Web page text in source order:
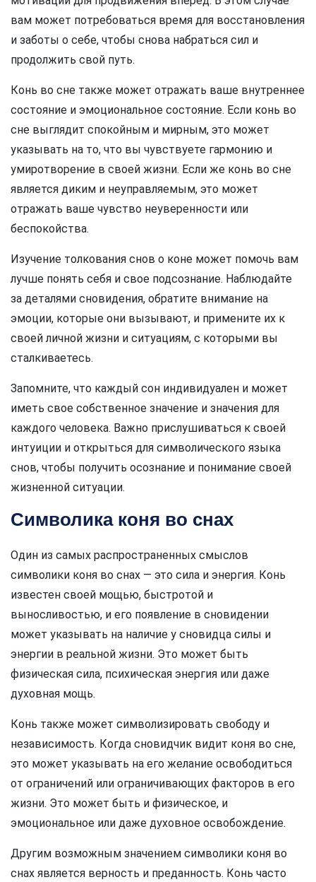
вам может потребоваться время для восстановления
и заботы о себе, чтобы снова набраться сил и
продолжить свой путь.
Конь во сне также может отражать ваше внутреннее
состояние и эмоциональное состояние. Если конь во
сне выглядит спокойным и мирным, это может
указывать на то, что вы чувствуете гармонию и
умиротворение в своей жизни. Если же конь во сне
является диким и неуправляемым, это может
отражать ваше чувство неуверенности или
беспокойства.
Изучение толкования снов о коне может помочь вам
лучше понять себя и свое подсознание. Наблюдайте
за деталями сновидения, обратите внимание на
эмоции, которые они вызывают, и примените их к
своей личной жизни и ситуациям, с которыми вы
сталкиваетесь.
Запомните, что каждый сон индивидуален и может
иметь свое собственное значение и значения для
каждого человека. Важно прислушиваться к своей
интуиции и открыться для символического языка
снов, чтобы получить осознание и понимание своей
жизненной ситуации.
Символика коня во снах
Один из самых распространенных смыслов
символики коня во снах — это сила и энергия. Конь
известен своей мощью, быстротой и
выносливостью, и его появление в сновидении
может указывать на наличие у сновидца силы и
энергии в реальной жизни. Это может быть
физическая сила, психическая энергия или даже
духовная мощь.
Конь также может символизировать свободу и
независимость. Когда сновидчик видит коня во сне,
это может указывать на его желание освободиться
от ограничений или ограничивающих факторов в его
жизни. Это может быть и физическое, и
эмоциональное или даже духовное освобождение.
Другим возможным значением символики коня во
снах является верность и преданность. Конь часто